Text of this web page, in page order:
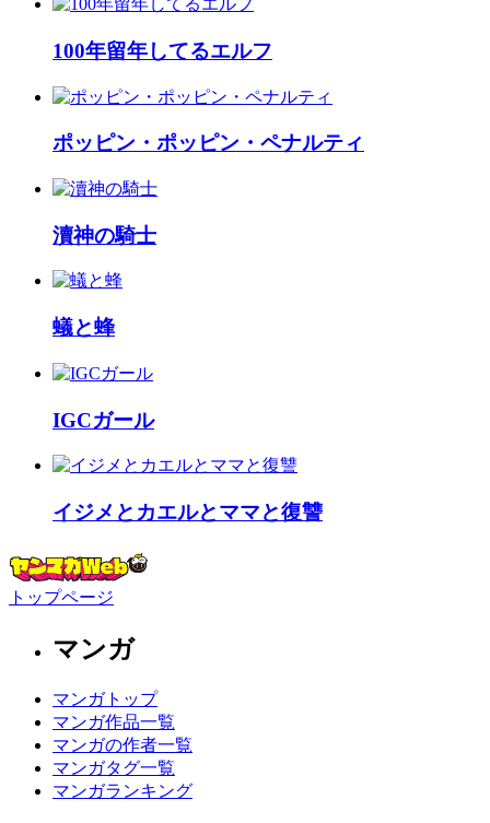
100年留年してるエルフ
ポッピン・ポッピン・ペナルティ
瀆神の騎士
蟻と蜂
IGCガール
イジメとカエルとママと復讐
トップページ
マンガ
マンガトップ
マンガ作品一覧
マンガの作者一覧
マンガタグ一覧
マンガランキング